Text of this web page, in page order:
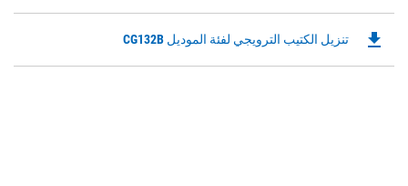
a
New
Tab
a
تنزيل الكتيب الترويجي لفئة الموديل CG132BDownloadable
file_download